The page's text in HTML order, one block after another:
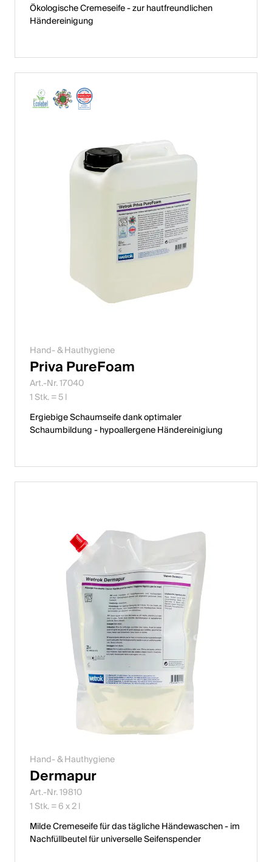
Ökologische Cremeseife - zur hautfreundlichen
Händereinigung
Hand- & Hauthygiene
Priva PureFoam
Art.-Nr. 17040
1 Stk. = 5 l
Ergiebige Schaumseife dank optimaler
Schaumbildung - hypoallergene Händereinigiung
Hand- & Hauthygiene
Dermapur
Art.-Nr. 19810
1 Stk. = 6 x 2 l
Milde Cremeseife für das tägliche Händewaschen - im
Nachfüllbeutel für universelle Seifenspender